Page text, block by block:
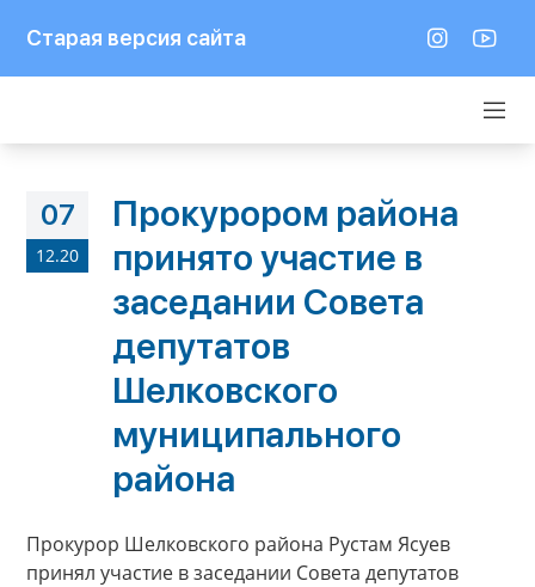
Старая версия сайта
07
12.20
Прокурором района
принято участие в
заседании Совета
депутатов
Шелковского
муниципального
района
Прокурор Шелковского района Рустам Ясуев
принял участие в заседании Совета депутатов